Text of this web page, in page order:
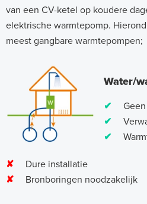
van een CV-ketel op koudere
elektrische warmtepomp.
meest gangbare warmtepompen;
Water/
✔ Geen
✔
✔
✘ Dure installatie
✘ Bronboringen noodzakelijk